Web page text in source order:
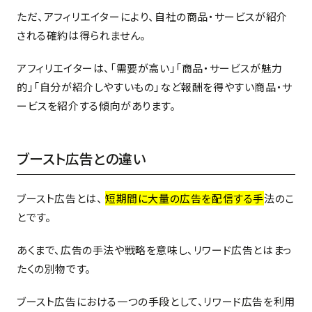
ただ、アフィリエイターにより、自社の商品・サービスが紹介
される確約は得られません。
アフィリエイターは、「需要が高い」「商品・サービスが魅力
的」「自分が紹介しやすいもの」など報酬を得やすい商品・サ
ービスを紹介する傾向があります。
ブースト広告との違い
ブースト広告とは、 短期間に大量の広告を配信する手法のこ
とです。
あくまで、広告の手法や戦略を意味し、リワード広告とはまっ
たくの別物です。
ブースト広告における一つの手段として、リワード広告を利用